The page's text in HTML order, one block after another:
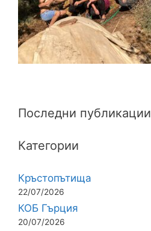
Последни публикации
Категории
Кръстопътища
22/07/2026
КОБ Гърция
20/07/2026